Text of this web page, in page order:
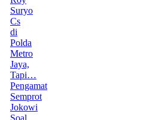
Suryo
Cs
di
Polda
Metro
Jaya,
Tapi…
Pengamat
Semprot
Jokowi
Soal